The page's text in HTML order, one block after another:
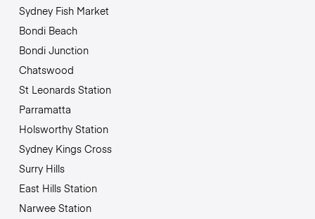
Sydney Fish Market
Bondi Beach
Bondi Junction
Chatswood
St Leonards Station
Parramatta
Holsworthy Station
Sydney Kings Cross
Surry Hills
East Hills Station
Narwee Station